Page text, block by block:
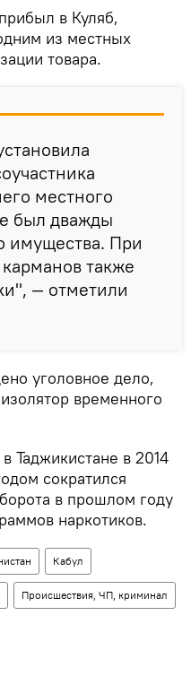
в Куляб,
из местных
товара.
местного
был дважды
имущества. При
также
— отметили
уголовное дело,
временного
Таджикистане в 2014
сократился
в прошлом году
наркотиков.
Кабул
Происшествия, ЧП, криминал